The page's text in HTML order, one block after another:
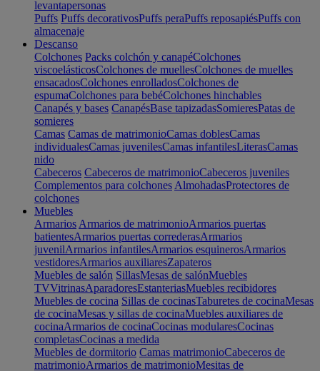
levantapersonas
Puffs Puffs decorativosPuffs peraPuffs reposapiésPuffs con
almacenaje
Descanso
Colchones Packs colchón y canapéColchones
viscoelásticosColchones de muellesColchones de muelles
ensacadosColchones enrolladosColchones de
espumaColchones para bebéColchones hinchables
Canapés y bases CanapésBase tapizadasSomieresPatas de
somieres
Camas Camas de matrimonioCamas doblesCamas
individualesCamas juvenilesCamas infantilesLiterasCamas
nido
Cabeceros Cabeceros de matrimonioCabeceros juveniles
Complementos para colchones AlmohadasProtectores de
colchones
Muebles
Armarios Armarios de matrimonioArmarios puertas
batientesArmarios puertas correderasArmarios
juvenilArmarios infantilesArmarios esquinerosArmarios
vestidoresArmarios auxiliaresZapateros
Muebles de salón SillasMesas de salónMuebles
TVVitrinasAparadoresEstanteriasMuebles recibidores
Muebles de cocina Sillas de cocinasTaburetes de cocinaMesas
de cocinaMesas y sillas de cocinaMuebles auxiliares de
cocinaArmarios de cocinaCocinas modularesCocinas
completasCocinas a medida
Muebles de dormitorio Camas matrimonioCabeceros de
matrimonioArmarios de matrimonioMesitas de